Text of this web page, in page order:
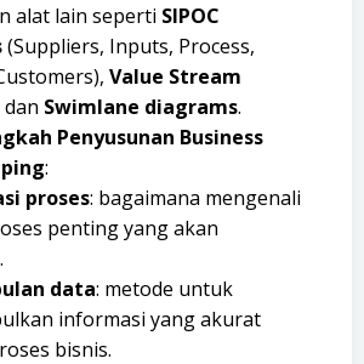
alat lain seperti SIPOC
(Suppliers, Inputs, Process,
Value Stream
dan Swimlane diagrams.
Penyusunan Business
:
proses: bagaimana mengenali
penting yang akan
data: metode untuk
informasi yang akurat
bisnis.